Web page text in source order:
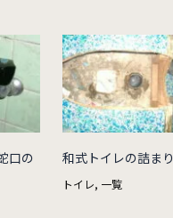
口の
和式トイレの詰まり
トイレ, 一覧